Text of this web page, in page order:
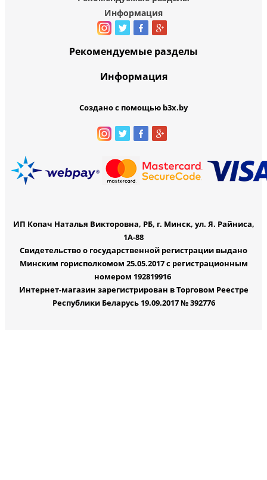
Информация
Рекомендуемые разделы
Информация
Создано с помощью b3x.by
ИП Копач Наталья Викторовна, РБ, г. Минск, ул. Я. Райниса,
1А-88
Свидетельство о государственной регистрации выдано
Минским горисполкомом 25.05.2017 с регистрационным
номером 192819916
Интернет-магазин зарегистрирован в Торговом Реестре
Республики Беларусь 19.09.2017 № 392776